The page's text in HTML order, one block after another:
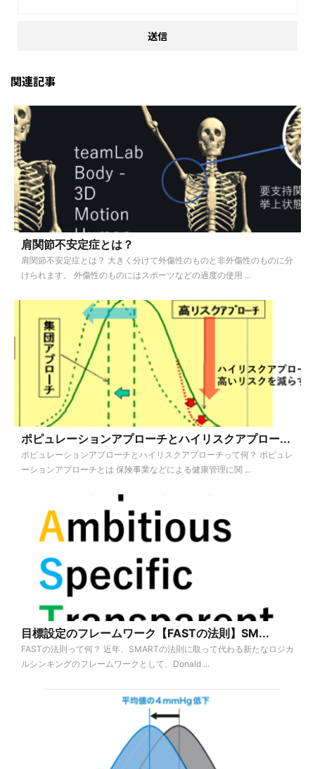
関連記事
肩関節不安定症とは？
肩関節不安定症とは？ 大きく分けて外傷性のものと非外傷性のものに分
けられます。 外傷性のものにはスポーツなどの過度の使用 ...
ポピュレーションアプローチとハイリスクアプロー...
ポピュレーションアプローチとハイリスクアプローチって何？ ポピュレ
ーションアプローチとは 保険事業などによる健康管理に関 ...
目標設定のフレームワーク【FASTの法則】SM...
FASTの法則って何？ 近年、SMARTの法則に取って代わる新たなロジカ
ルシンキングのフレームワークとして、Donald ...